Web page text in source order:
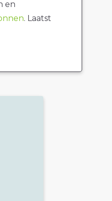
en
. Laatst